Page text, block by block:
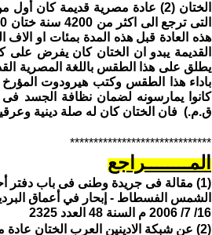
الختان (2) عادة مصرية قديمة كان
التى ترجع الى اكثر من 4200 سنة ختان 120
هذه العادة قبل هذه المدة بمئات او
القديمة يبدو ان الختان كان يفرض
يطلق على هذا الطقس باللغة المصرية
باداء هذا الطقس وكتب هيرودوت
ق.م.) فان الختان كان له صلة دينية
******************************
المــــــــراجع
(1) مقالة فى جريدة وطنى فى باب دفتر
‏الشمس‏ ‏الفسطاط - إبحار‏ ‏في‏ ‏أعماق‏
16/ 7/ 2006 م السنة 48 العدد 2325
(2) عن شبكة الادينين العرب
الختان عادة